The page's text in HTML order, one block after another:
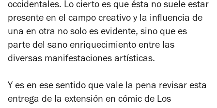
occidentales. Lo cierto es que ésta no suele estar
presente en el campo creativo y la influencia de
una en otra no solo es evidente, sino que es
parte del sano enriquecimiento entre las
diversas manifestaciones artísticas.
Y es en ese sentido que vale la pena revisar esta
entrega de la extensión en cómic de Los